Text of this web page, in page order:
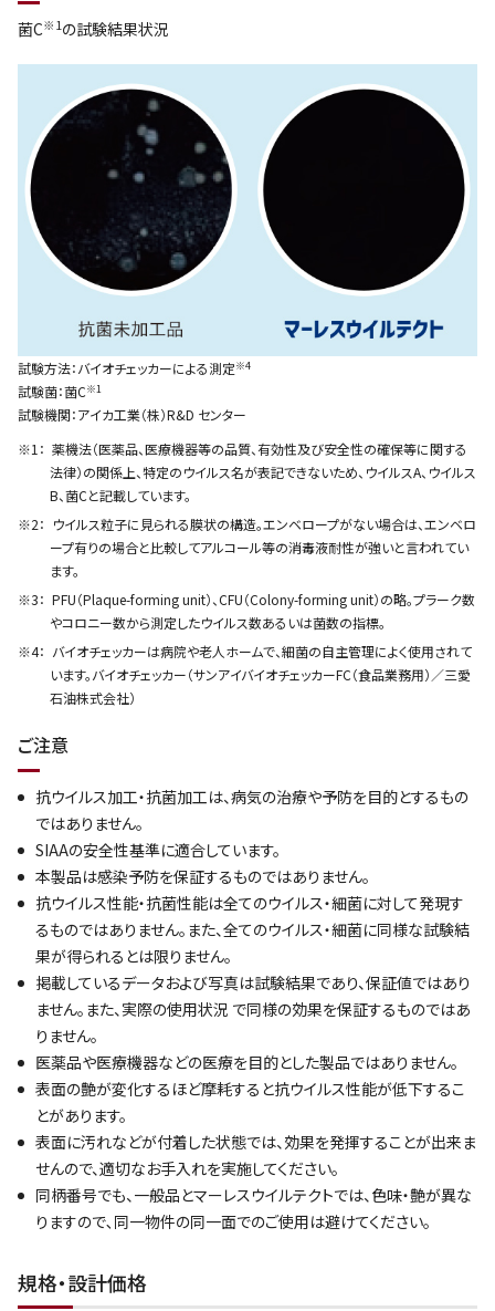
菌C※1 の試験結果状況
試験方法：バイオチェッカーによる測定※4
試験菌：菌C※1
試験機関：アイカ工業（株）R&D センター
薬機法（医薬品、医療機器等の品質、有効性及び安全性の確保等に関する
法律）の関係上、特定のウイルス名が表記できないため、ウイルスA、ウイルス
B、菌Cと記載しています。
ウイルス粒子に見られる膜状の構造。エンベロープがない場合は、エンベロ
ープ有りの場合と比較してアルコール等の消毒液耐性が強いと言われてい
ます。
PFU（Plaque-forming unit）、CFU（Colony-forming unit）の略。プラーク数
やコロニー数から測定したウイルス数あるいは菌数の指標。
バイオチェッカーは病院や老人ホームで、細菌の自主管理によく使用されて
います。バイオチェッカー（サンアイバイオチェッカーFC（食品業務用）／三愛
石油株式会社）
ご注意
抗ウイルス加工・抗菌加工は、病気の治療や予防を目的とするもの
ではありません。
SIAAの安全性基準に適合しています。
本製品は感染予防を保証するものではありません。
抗ウイルス性能・抗菌性能は全てのウイルス・細菌に対して発現す
るものではありません。また、全てのウイルス・細菌に同様な試験結
果が得られるとは限りません。
掲載しているデータおよび写真は試験結果であり、保証値ではあり
ません。また、実際の使用状況 で同様の効果を保証するものではあ
りません。
医薬品や医療機器などの医療を目的とした製品ではありません。
表面の艶が変化するほど摩耗すると抗ウイルス性能が低下するこ
とがあります。
表面に汚れなどが付着した状態では、効果を発揮することが出来ま
せんので、適切なお手入れを実施してください。
同柄番号でも、一般品とマーレスウイルテクトでは、色味・艶が異な
りますので､同一物件の同一面でのご使用は避けてください。
規格・設計価格